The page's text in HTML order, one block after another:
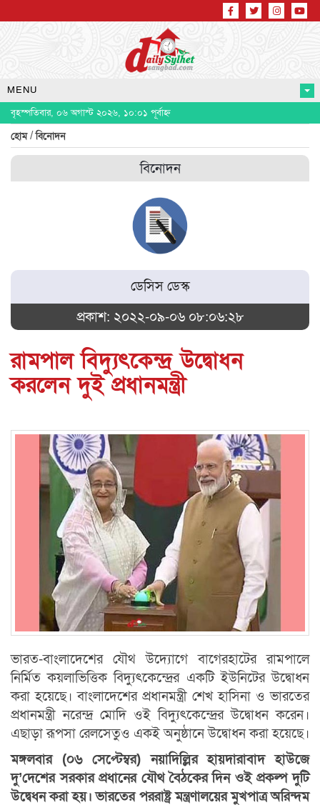
MENU
বৃহস্পতিবার, ০৬ অগাস্ট ২০২৬, ১০:০১ পূর্বাহ্ন
হোম/বিনোদন
বিনোদন
ডেসিস ডেস্ক
প্রকাশ: ২০২২-০৯-০৬ ০৮:০৬:২৮
রামপাল বিদ্যুৎকেন্দ্র উদ্বোধন
করলেন দুই প্রধানমন্ত্রী
ভারত-বাংলাদেশের যৌথ উদ্যোগে বাগেরহাটের রামপালে
নির্মিত কয়লাভিত্তিক বিদ্যুৎকেন্দ্রের একটি ইউনিটের উদ্বোধন
করা হয়েছে। বাংলাদেশের প্রধানমন্ত্রী শেখ হাসিনা ও ভারতের
প্রধানমন্ত্রী নরেন্দ্র মোদি ওই বিদ্যুৎকেন্দ্রের উদ্বোধন করেন।
এছাড়া রূপসা রেলসেতুও একই অনুষ্ঠানে উদ্বোধন করা হয়েছে।
মঙ্গলবার (০৬ সেপ্টেম্বর) নয়াদিল্লির হায়দারাবাদ হাউজে
দু’দেশের সরকার প্রধানের যৌথ বৈঠকের দিন ওই প্রকল্প দুটি
উদ্বেধন করা হয়। ভারতের পররাষ্ট্র মন্ত্রণালয়ের মুখপাত্র অরিন্দম